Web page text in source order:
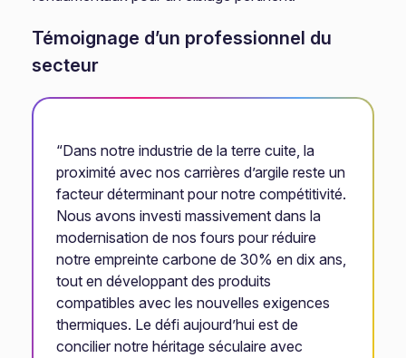
Témoignage d’un professionnel du
secteur
“Dans notre industrie de la terre cuite, la
proximité avec nos carrières d’argile reste un
facteur déterminant pour notre compétitivité.
Nous avons investi massivement dans la
modernisation de nos fours pour réduire
notre empreinte carbone de 30% en dix ans,
tout en développant des produits
compatibles avec les nouvelles exigences
thermiques. Le défi aujourd’hui est de
concilier notre héritage séculaire avec